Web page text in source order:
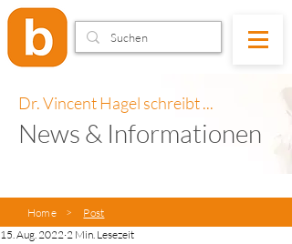
Dr. Vincent Hagel schreibt ...
News & Informationen
Home > Post
15. Aug. 2022 2 Min. Lesezeit